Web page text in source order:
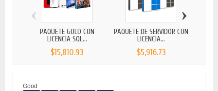
PAQUETE GOLD CON
LICENCIA SQL...
$15,810.93
PAQUETE DE SERVIDOR CON
LICENCIA...
$5,916.73
‹ ›
Good